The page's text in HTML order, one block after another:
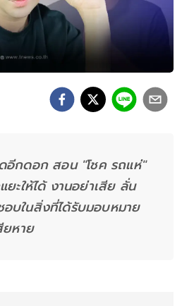
กดอก สอน "โชค รถแห่"
ยะให้ได้ งานอย่าเสีย ลั่น
บในสิ่งที่ได้รับมอบหมาย
ยหาย